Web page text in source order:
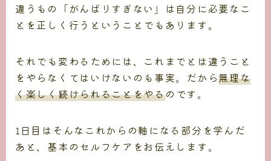
違うもの「がんばりすぎない」は自分に必要なこ
とを正しく行うということでもあります。
それでも変わるためには、これまでとは違うこと
をやらなくてはいけないのも事実。だから無理な
く楽しく続けられることをやるのです。
1日目はそんなこれからの軸になる部分を学んだ
あと、基本のセルフケアをお伝えします。